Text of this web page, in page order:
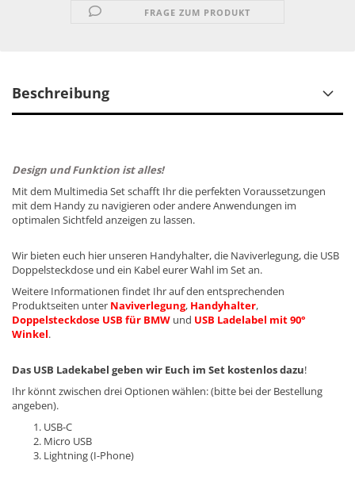
FRAGE ZUM PRODUKT
Beschreibung
Design und Funktion ist alles!
Mit dem Multimedia Set schafft Ihr die perfekten Voraussetzungen
mit dem Handy zu navigieren oder andere Anwendungen im
optimalen Sichtfeld anzeigen zu lassen.
Wir bieten euch hier unseren Handyhalter, die Naviverlegung, die USB
Doppelsteckdose und ein Kabel eurer Wahl im Set an.
Weitere Informationen findet Ihr auf den entsprechenden
Produktseiten unter Naviverlegung, Handyhalter,
Doppelsteckdose USB für BMW und USB Ladelabel mit 90°
Winkel.
Das USB Ladekabel geben wir Euch im Set kostenlos dazu!
Ihr könnt zwischen drei Optionen wählen: (bitte bei der Bestellung
angeben).
USB-C
Micro USB
Lightning (I-Phone)